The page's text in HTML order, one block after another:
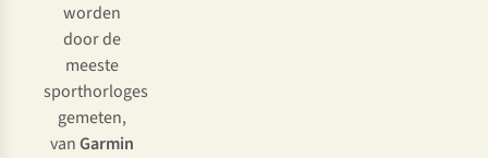
worden
door de
meeste
sporthorloges
gemeten,
vanGarmin